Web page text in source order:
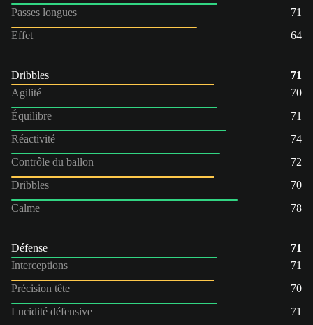
Passes longues
71
Effet
64
Dribbles
71
Agilité
70
Équilibre
71
Réactivité
74
Contrôle du ballon
72
Dribbles
70
Calme
78
Défense
71
Interceptions
71
Précision tête
70
Lucidité défensive
71